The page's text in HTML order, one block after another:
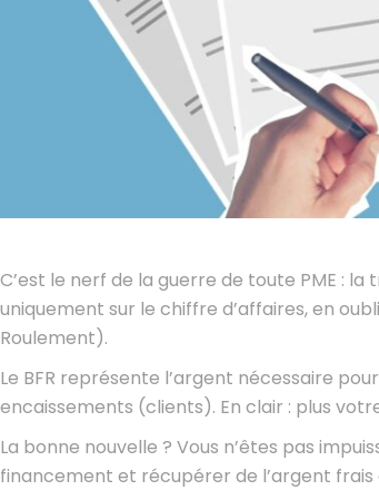
C’est le nerf de la guerre de toute PME :
uniquement sur le chiffre d’affaires, en
Roulement).
Le BFR représente l’argent nécessaire
encaissements (clients). En clair : plus
La bonne nouvelle ? Vous n’êtes pas
financement et récupérer de l’argent